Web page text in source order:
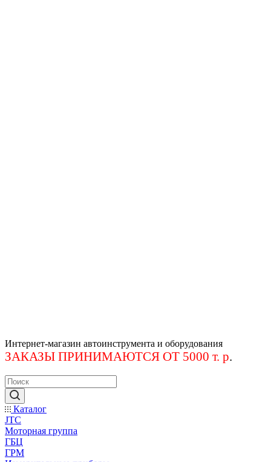
Интернет-магазин автоинструмента и оборудования
ЗАКАЗЫ ПРИНИМАЮТСЯ ОТ 5000 т. р.
Каталог
JTC
Моторная группа
ГБЦ
ГРМ